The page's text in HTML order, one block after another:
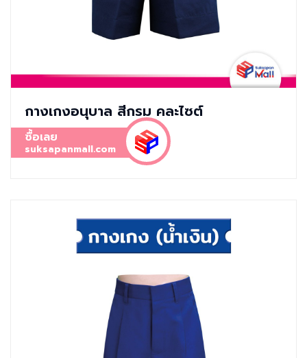
กางเกงอนุบาล สีกรม คละไซต์
ซื้อเลย
suksapanmall.com